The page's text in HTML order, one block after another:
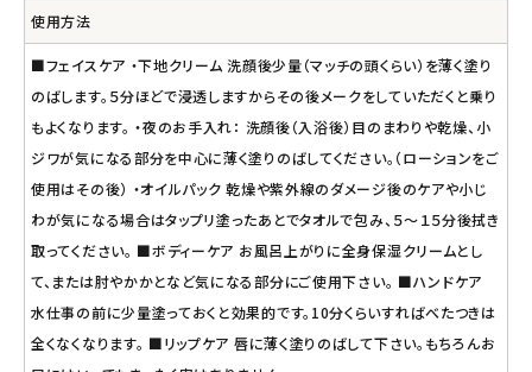
使用方法
■フェイスケア ・下地クリーム 洗顔後少量（マッチの頭くらい）を薄く塗り
のばします。５分ほどで浸透しますからその後メークをしていただくと乗り
もよくなります。 ・夜のお手入れ： 洗顔後（入浴後）目のまわりや乾燥、小
ジワが気になる部分を中心に薄く塗りのばしてください。（ローションをご
使用はその後） ・オイルパック 乾燥や紫外線のダメージ後のケアや小じ
わが気になる場合はタップリ塗ったあとでタオルで包み、５～１５分後拭き
取ってください。 ■ボディーケア お風呂上がりに全身保湿クリームとし
て、または肘やかかとなど気になる部分にご使用下さい。 ■ハンドケア
水仕事の前に少量塗っておくと効果的です。10分くらいすればべたつきは
全くなくなります。 ■リップケア 唇に薄く塗りのばして下さい。もちろんお